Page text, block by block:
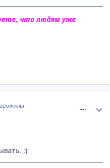
что людям уже
;)